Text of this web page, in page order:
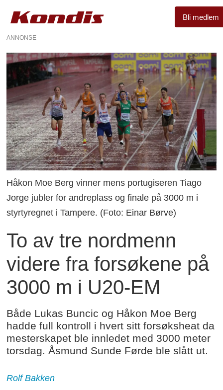
Bli medlem
ANNONSE
Håkon Moe Berg vinner mens portugiseren Tiago
Jorge jubler for andreplass og finale på 3000 m i
styrtyregnet i Tampere. (Foto: Einar Børve)
To av tre nordmenn
videre fra forsøkene på
3000 m i U20-EM
Både Lukas Buncic og Håkon Moe Berg
hadde full kontroll i hvert sitt forsøksheat da
mesterskapet ble innledet med 3000 meter
torsdag. Åsmund Sunde Førde ble slått ut.
Rolf Bakken